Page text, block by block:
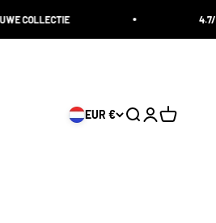
4.7/5 BEOORDEELD
EUR € Zoeken openen